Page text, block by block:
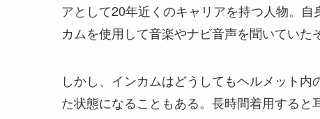
アとして20年近くのキャリアを持つ人物。
カムを使用して音楽やナビ音声を聞いていた
しかし、インカムはどうしてもヘルメット
た状態になることもある。長時間着用すると